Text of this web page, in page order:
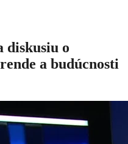
o
a budúcnosti